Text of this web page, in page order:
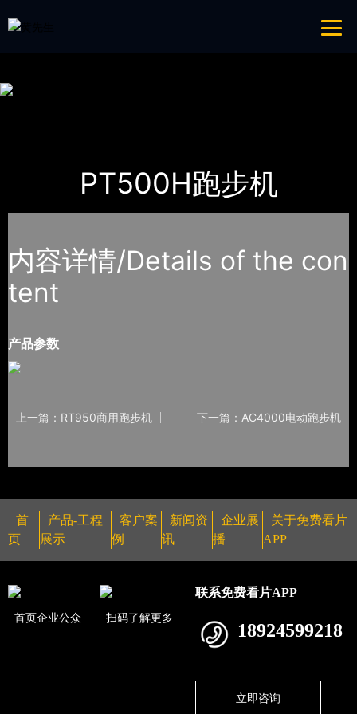
网站地图
PT500H跑步机
内容详情/Details of the con
tent
产品参数
上一篇：RT950商用跑步机 下一篇：AC4000电动跑步机
首
页
产品-工程
展示
客户案
例
新闻资
讯
企业展
播
关于免费看片
APP
首页企业公众 扫码了解更多
联系免费看片APP
18924599218
立即咨询